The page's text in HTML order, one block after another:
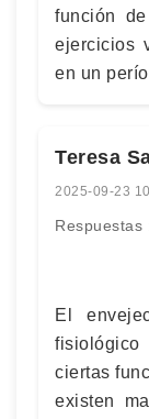
función
ejercicios
en un
Teresa
2025-09-23
Respuestas
El
ciertas
existen